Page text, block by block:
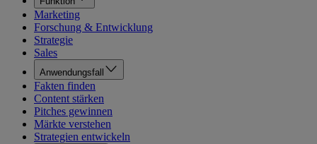
Marketing
Forschung & Entwicklung
Strategie
Sales
Anwendungsfall
Fakten finden
Content stärken
Pitches gewinnen
Märkte verstehen
Strategien entwickeln